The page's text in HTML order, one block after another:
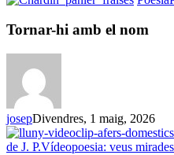
Tornar-hi amb el nom
josepDivendres, 1 maig, 2026
de J. P.Vídeopoesia: veus mirades